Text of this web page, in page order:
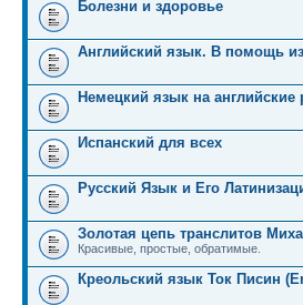
Болезни и здоровье
Английский язык. В помощь
Немецкий язык на английские
Испанский для всех
Русский Язык и Его
Золотая цепь транслитов
Красивые, простые, обратимые.
Креольский язык Ток Писин